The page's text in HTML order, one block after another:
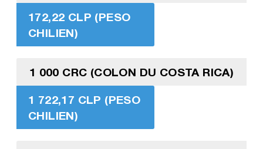
172,22 CLP (PESO
CHILIEN)
1 000 CRC (COLON DU COSTA RICA)
1 722,17 CLP (PESO
CHILIEN)